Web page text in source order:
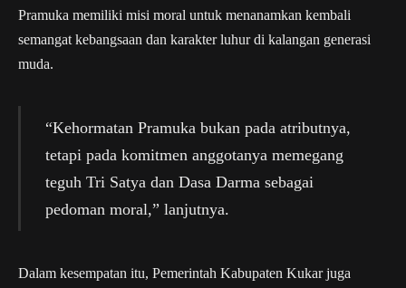
Pramuka memiliki misi moral untuk menanamkan kembali
semangat kebangsaan dan karakter luhur di kalangan generasi
muda.
“Kehormatan Pramuka bukan pada atributnya,
tetapi pada komitmen anggotanya memegang
teguh Tri Satya dan Dasa Darma sebagai
pedoman moral,” lanjutnya.
Dalam kesempatan itu, Pemerintah Kabupaten Kukar juga